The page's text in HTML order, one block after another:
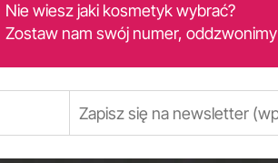
Nie wiesz jaki kosmetyk wybrać?
Zostaw nam swój numer, oddzwonimy